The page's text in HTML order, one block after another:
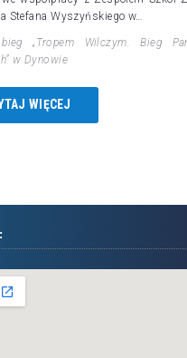
Stefana Wyszyńskiego w…
„Tropem Wilczym. Bieg
w Dynowie
WIĘCEJ